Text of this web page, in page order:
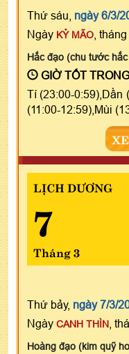
Thứ sáu, ngày 6/3/
Ngày KỶ MÃO , tháng
Hắc đạo (chu tước
GIỜ TỐT
Tí (23:00-0:59),Dần
(11:00-12:59),Mùi
LỊCH DƯƠNG
7
Tháng 3
Thứ bảy, ngày 7/3/
Ngày CANH THÌN ,
Hoàng đạo (kim quỹ